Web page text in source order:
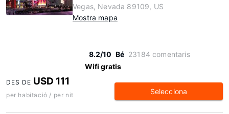
Vegas, Nevada 89109, US
Mostra mapa
8.2/10 Bé 23184 comentaris
Wifi gratis
DES DE USD 111
per habitació / per nit Selecciona